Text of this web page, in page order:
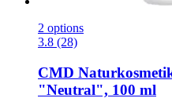
2 options
3.8 (28)
CMD
"Neutral", 100 ml